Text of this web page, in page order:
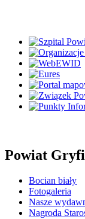
Powiat
Bocian biały
Fotogaleria
Nasze
Nagroda